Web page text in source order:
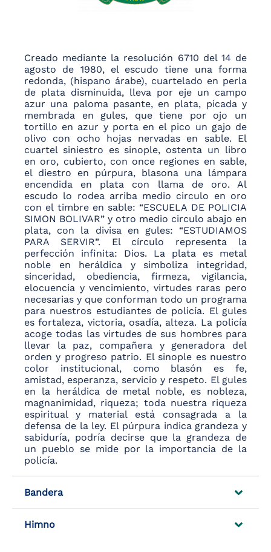
Creado mediante la resolución 6710 del 14 de
agosto de 1980, el escudo tiene una forma
redonda, (hispano árabe), cuartelado en perla
de plata disminuida, lleva por eje un campo
azur una paloma pasante, en plata, picada y
membrada en gules, que tiene por ojo un
tortillo en azur y porta en el pico un gajo de
olivo con ocho hojas nervadas en sable. El
cuartel siniestro es sinople, ostenta un libro
en oro, cubierto, con once regiones en sable,
el diestro en púrpura, blasona una lámpara
encendida en plata con llama de oro. Al
escudo lo rodea arriba medio circulo en oro
con el timbre en sable: “ESCUELA DE POLICIA
SIMON BOLIVAR” y otro medio circulo abajo en
plata, con la divisa en gules: “ESTUDIAMOS
PARA SERVIR”. El círculo representa la
perfección infinita: Dios. La plata es metal
noble en heráldica y simboliza integridad,
sinceridad, obediencia, firmeza, vigilancia,
elocuencia y vencimiento, virtudes raras pero
necesarias y que conforman todo un programa
para nuestros estudiantes de policía. El gules
es fortaleza, victoria, osadía, alteza. La policía
acoge todas las virtudes de sus hombres para
llevar la paz, compañera y generadora del
orden y progreso patrio. El sinople es nuestro
color institucional, como blasón es fe,
amistad, esperanza, servicio y respeto. El gules
en la heráldica de metal noble, es nobleza,
magnanimidad, riqueza; toda nuestra riqueza
espiritual y material está consagrada a la
defensa de la ley. El púrpura indica grandeza y
sabiduría, podría decirse que la grandeza de
un pueblo se mide por la importancia de la
policía.
Bandera
Himno